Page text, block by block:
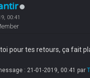
00:41
pour tes retours, ça fait
: 21-01-2019, 00:41 par